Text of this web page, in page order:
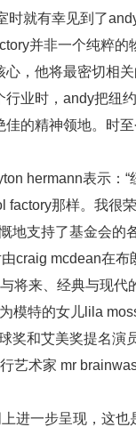
时就有幸见到了
并非一个纯粹
，他将最密切相
业时，andy把纽
的精神领地。时
hermann表示：
factory那样。我很
地支持了基金会的
craig mcdean在
将来、经典与现代
模特的女儿lila
奖和艾美奖提名演
艺术家 mr
进一步呈现，这